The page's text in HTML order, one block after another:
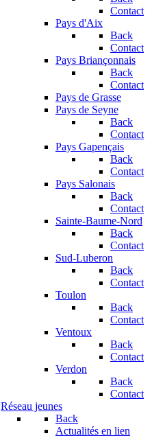
Contact
Pays d'Aix
Back
Contact
Pays Briançonnais
Back
Contact
Pays de Grasse
Pays de Seyne
Back
Contact
Pays Gapençais
Back
Contact
Pays Salonais
Back
Contact
Sainte-Baume-Nord
Back
Contact
Sud-Luberon
Back
Contact
Toulon
Back
Contact
Ventoux
Back
Contact
Verdon
Back
Contact
Réseau jeunes
Back
Actualités en lien